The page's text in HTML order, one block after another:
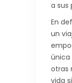
a sus
En
un
única
otras
vida